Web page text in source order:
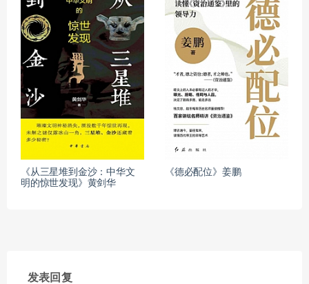
《从三星堆到金沙：中华文
明的惊世发现》黄剑华
《德必配位》姜鹏
发表回复